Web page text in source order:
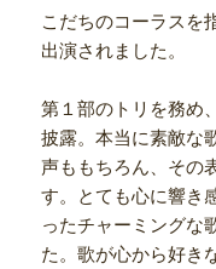
こだちのコーラスを
出演されました。
第１部のトリを務め
披露。本当に素敵な
声ももちろん、その
す。とても心に響き
ったチャーミングな
た。歌が心から好き